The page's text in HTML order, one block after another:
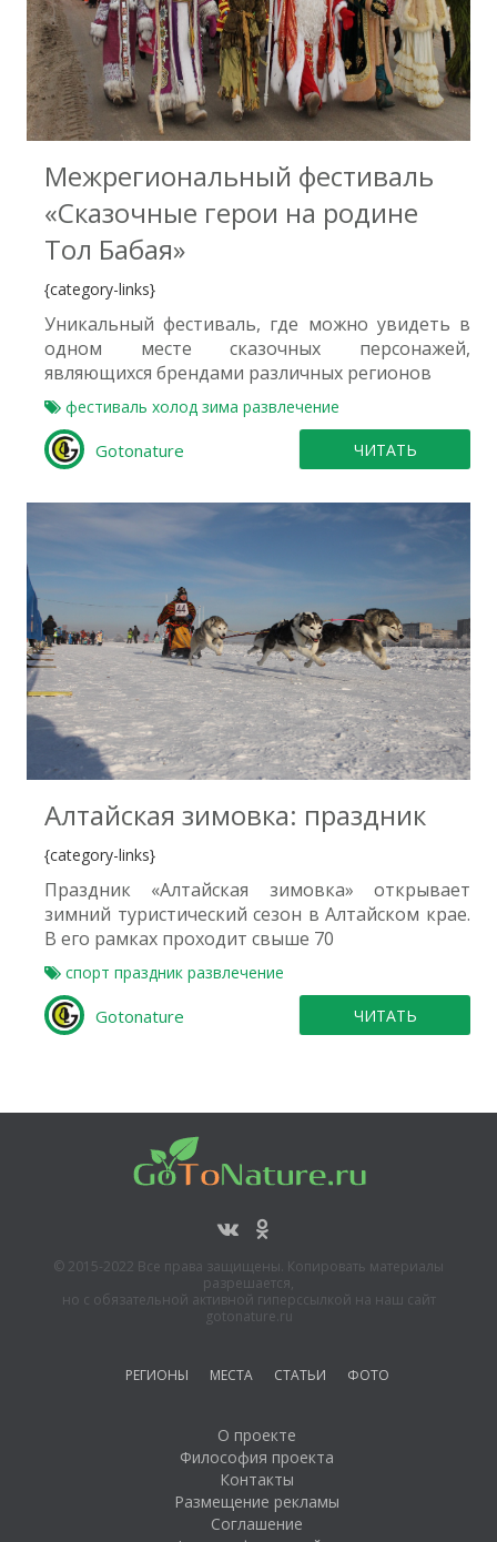
0
Межрегиональный фестиваль
«Сказочные герои на родине
Тол Бабая»
{category-links}
Уникальный фестиваль, где можно увидеть в
одном месте сказочных персонажей,
являющихся брендами различных регионов
фестиваль холод зима развлечение
Gotonature ЧИТАТЬ
0
Алтайская зимовка: праздник
{category-links}
Праздник «Алтайская зимовка» открывает
зимний туристический сезон в Алтайском крае.
В его рамках проходит свыше 70
спорт праздник развлечение
Gotonature ЧИТАТЬ
© 2015-2022 Все права защищены. Копировать материалы
разрешается,
но с обязательной активной гиперссылкой на наш сайт
gotonature.ru
РЕГИОНЫ МЕСТА СТАТЬИ ФОТО
О проекте
Философия проекта
Контакты
Размещение рекламы
Соглашение